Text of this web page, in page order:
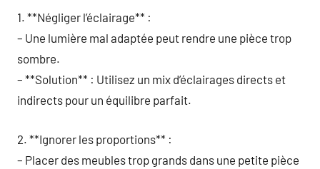
1. **Négliger l’éclairage** :
– Une lumière mal adaptée peut rendre une pièce trop
sombre.
– **Solution** : Utilisez un mix d’éclairages directs et
indirects pour un équilibre parfait.
2. **Ignorer les proportions** :
– Placer des meubles trop grands dans une petite pièce